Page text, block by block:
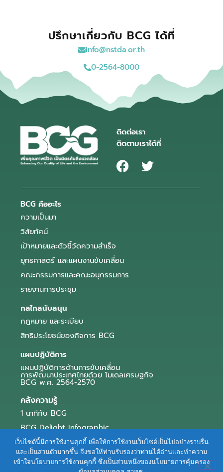
ปรึกษาเกี่ยวกับ BCG ได้ที่
info@nstda.or.th
0-2564-8000
ติดต่อเรา
ติดตามเราได้ที่
BCG คืออะไร
ความเป็นมา
วิสัยทัศน์
เป้าหมายและตัวชี้วัดความสำเร็จ
ยุทธศาสตร์ และแผนงานขับเคลื่อน
คณะกรรมการและคณะอนุกรรมการ
รายงานการประชุม
กลไกสนับสนุน
กฎหมาย และระเบียบ
สิทธิประโยชน์ของกิจการ BCG
แผนปฏิบัติการ
แผนปฏิบัติการด้านการขับเคลื่อน
การพัฒนาประเทศไทยด้วย โมเดลเศรษฐกิจ
BCG พ.ศ. 2564-2570
คลังความรู้
1 นาทีกับ BCG
BCG Delight Infographic
สื่อประชาสัมพันธ์
e-Book Series
เว็บไซต์นี้มีการใช้งานคุกกี้ เพื่อให้การใช้งานเว็บไซต์เป็นไปอย่างราบรื่น
และเป็นส่วนตัวมากขึ้น จึงขอให้ท่านรับรองว่าท่านได้อ่านและทำความ
เข้าใจนโยบายการใช้งานคุกกี้ ซึ่งเป็นส่วนหนึ่งของนโยบายการคุ้มครอง